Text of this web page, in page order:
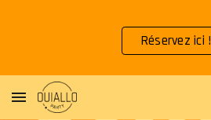
Skip to main content
Réservez ici !